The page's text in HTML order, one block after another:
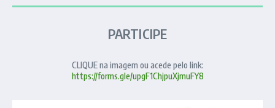
PARTICIPE
CLIQUE na imagem ou acede pelo link:
https://forms.gle/upgF1ChjpuXjmuFY8